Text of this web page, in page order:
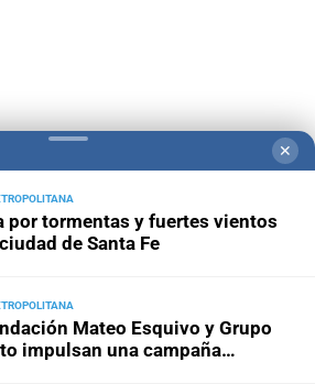
Nosotros
VivíMejor SF Puerto Negocios
Educacion SF
✕
por tormentas y fuertes vientos
de Santa Fe
Mateo Esquivo y Grupo
impulsan una campaña